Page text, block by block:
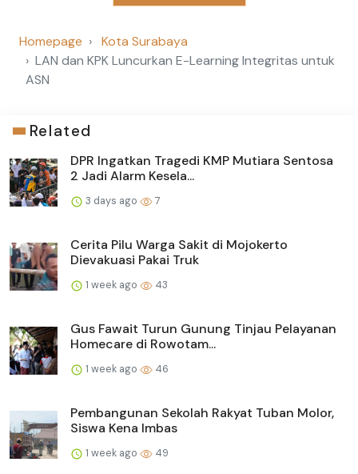
Homepage
Kota Surabaya
LAN dan KPK Luncurkan E-Learning Integritas untuk
ASN
Related
DPR Ingatkan Tragedi KMP Mutiara Sentosa
2 Jadi Alarm Kesela...
3 days ago 7
Cerita Pilu Warga Sakit di Mojokerto
Dievakuasi Pakai Truk
1 week ago 43
Gus Fawait Turun Gunung Tinjau Pelayanan
Homecare di Rowotam...
1 week ago 46
Pembangunan Sekolah Rakyat Tuban Molor,
Siswa Kena Imbas
1 week ago 49